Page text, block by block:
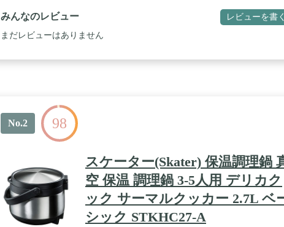
シーズヒーター / 生産国:中国
みんなのレビュー レビューを書
まだレビューはありません
No.2 98
スケーター(Skater) 保温調理鍋
空 保温 調理鍋 3-5人用 デリカク
ック サーマルクッカー 2.7L ベ
シック STKHC27-A